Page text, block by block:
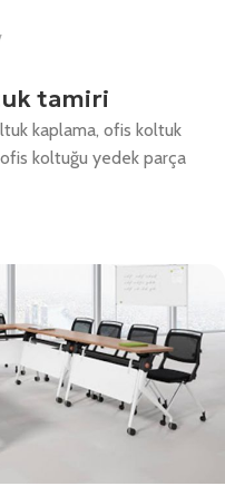
tamiri
kaplama, ofis koltuk
koltuğu yedek parça